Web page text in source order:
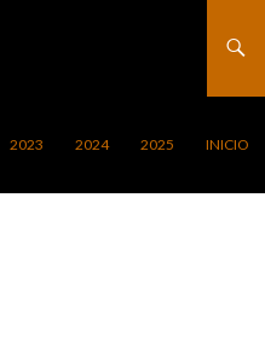
2023 2024 2025 INICIO